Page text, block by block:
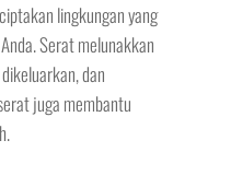
lingkungan yang
Serat melunakkan
dan
juga membantu